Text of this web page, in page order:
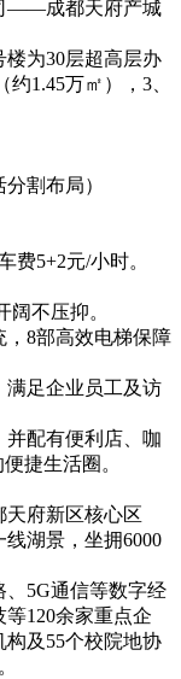
——成都天府产城
为30层超高层办
1.45万㎡），3、
割布局）
费5+2元/小时。
不压抑。
8部高效电梯保障
满足企业员工及访
并配有便利店、咖
捷生活圈。
府新区核心区
线湖景，坐拥6000
5G通信等数字经
120余家重点企
构及55个校院地协